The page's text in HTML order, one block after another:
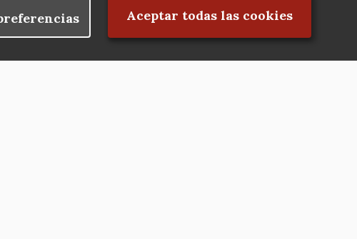
Aceptar todas las cookies
Rechazar el consentimiento